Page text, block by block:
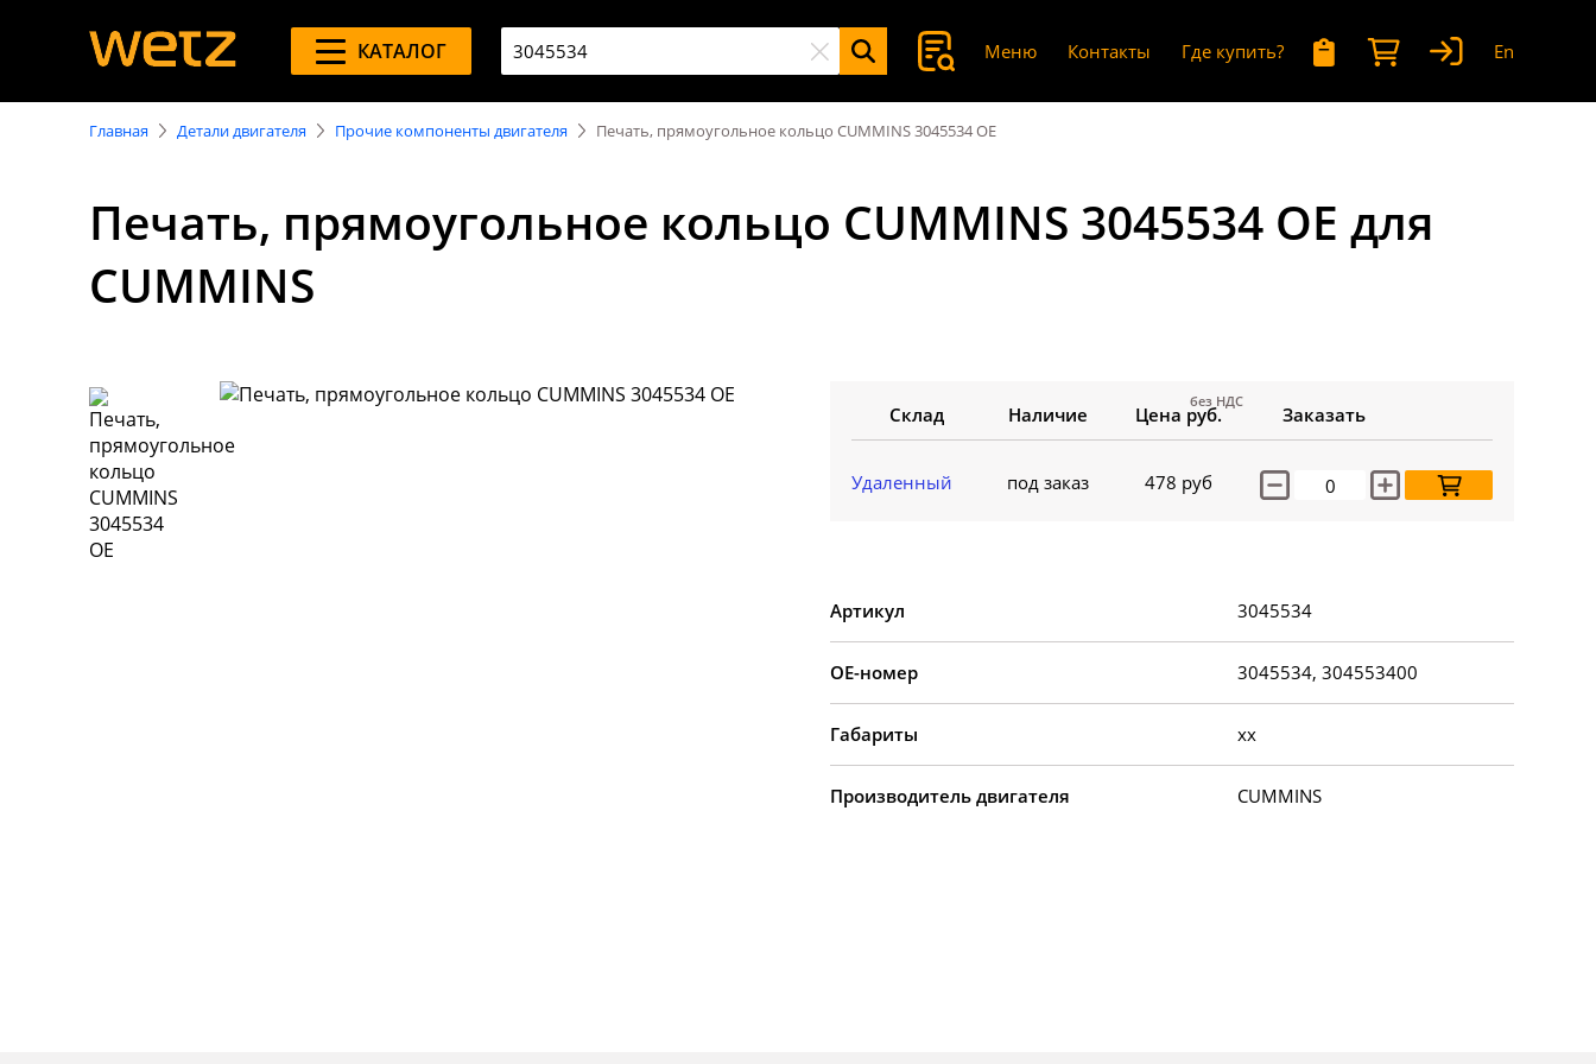
КАТАЛОГ Меню Контакты Где купить? En
Главная Детали двигателя Прочие компоненты двигателя Печать, прямоугольное кольцо CUMMINS 3045534 OE
Печать, прямоугольное кольцо CUMMINS 3045534 OE для
CUMMINS
Склад Наличие Цена руб.
без НДС
Заказать
Удаленный под заказ 478 руб
Артикул 3045534
OE-номер 3045534, 304553400
Габариты xx
Производитель двигателя CUMMINS